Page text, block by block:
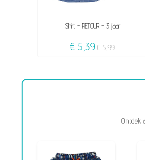
Shirt - RETOUR - 3 jaar
€ 5,39 € 5,99
Ontdek